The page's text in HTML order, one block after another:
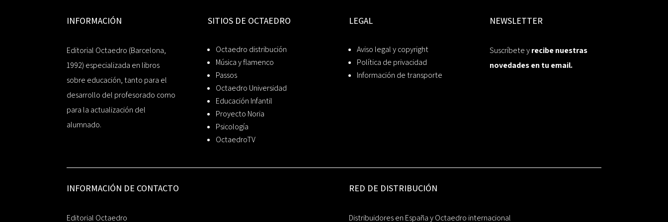
INFORMACIÓN
Editorial Octaedro (Barcelona,
1992) especializada en libros
sobre educación, tanto para el
desarrollo del profesorado como
para la actualización del
alumnado.
SITIOS DE OCTAEDRO
Octaedro distribución
Música y flamenco
Passos
Octaedro Universidad
Educación Infantil
Proyecto Noria
Psicología
OctaedroTV
LEGAL
Aviso legal y copyright
Política de privacidad
Información de transporte
NEWSLETTER
Suscríbete yrecibe nuestras
novedades en tu email.
INFORMACIÓN DE CONTACTO
Editorial Octaedro
RED DE DISTRIBUCIÓN
Distribuidores en España y Octaedro internacional